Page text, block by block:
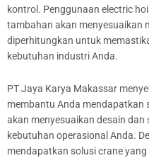
kontrol. Penggunaan electric
tambahan akan menyesuaikan
diperhitungkan untuk
kebutuhan industri Anda.
PT Jaya Karya Makassar
membantu Anda mendapatkan
akan menyesuaikan desain
kebutuhan operasional Anda.
mendapatkan solusi crane